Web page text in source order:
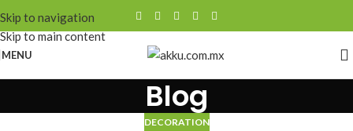
Skip to navigation
Skip to main content
MENU
Blog
DECORATION